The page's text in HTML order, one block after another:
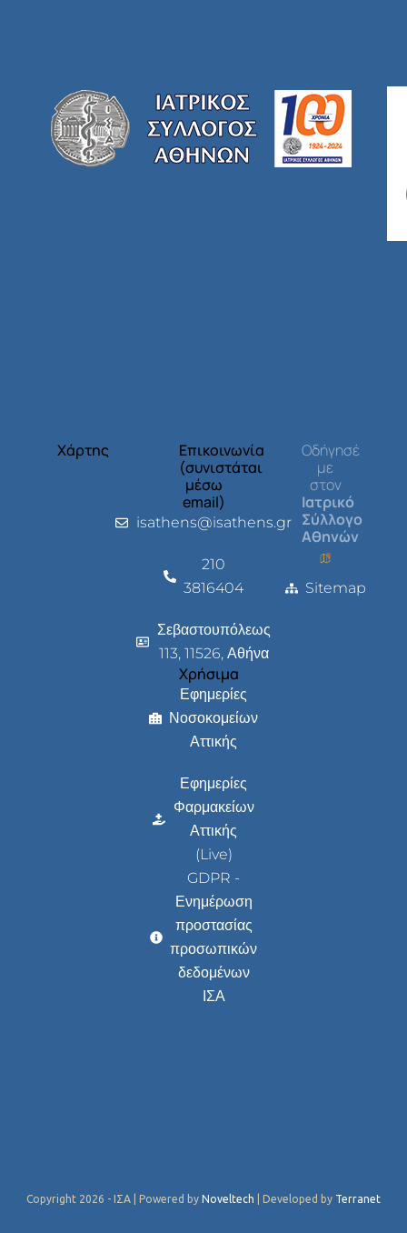
Χάρτης
Επικοινωνία
(συνιστάται
μέσω
email)
isathens@isathens.gr
210
3816404
Σεβαστουπόλεως
113, 11526, Αθήνα
Χρήσιμα
Εφημερίες
Νοσοκομείων
Αττικής
Εφημερίες
Φαρμακείων
Αττικής
(Live)
GDPR -
Ενημέρωση
προστασίας
προσωπικών
δεδομένων
ΙΣΑ
Οδήγησέ
με
στον
Ιατρικό
Σύλλογο
Αθηνών
Sitemap
Copyright 2026 - ΙΣΑ | Powered by Noveltech | Developed by Terranet